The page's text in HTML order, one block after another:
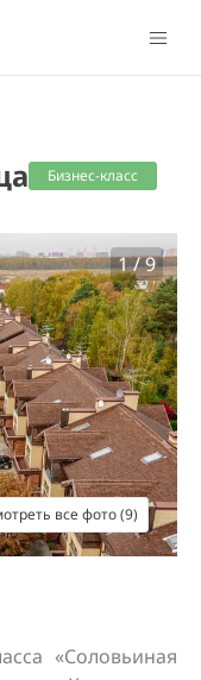
Бизнес-класс
1/9
все фото (9)
«Соловьиная